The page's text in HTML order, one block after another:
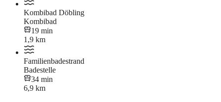
Kombibad Döbling
Kombibad
19 min
1,9 km
Familienbadestrand
Badestelle
34 min
6,9 km